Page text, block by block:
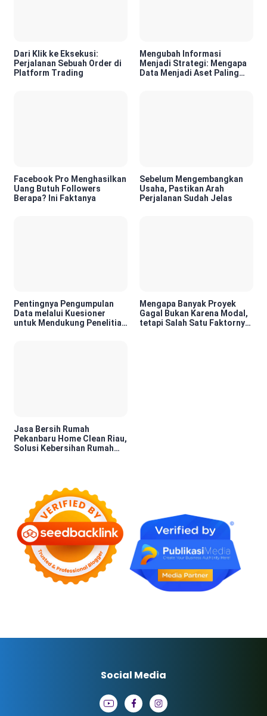
Dari Klik ke Eksekusi:
Perjalanan Sebuah Order di
Platform Trading
Mengubah Informasi
Menjadi Strategi: Mengapa
Data Menjadi Aset Paling
Facebook Pro Menghasilkan
Uang Butuh Followers
Berapa? Ini Faktanya
Sebelum Mengembangkan
Usaha, Pastikan Arah
Perjalanan Sudah Jelas
Pentingnya Pengumpulan
Data melalui Kuesioner
untuk Mendukung Penelitian
Mengapa Banyak Proyek
Gagal Bukan Karena Modal,
tetapi Salah Satu Faktornya
Jasa Bersih Rumah
Pekanbaru Home Clean Riau,
Solusi Kebersihan Rumah
Social Media